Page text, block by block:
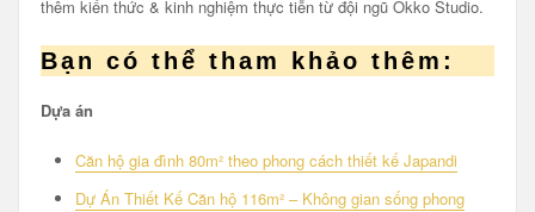
thêm kiến thức & kinh nghiệm thực tiễn từ đội ngũ Okko Studio.
Bạn có thể tham khảo thêm:
Dựa án
Căn hộ gia đình 80m² theo phong cách thiết kế Japandi
Dự Án Thiết Kế Căn hộ 116m² – Không gian sống phong